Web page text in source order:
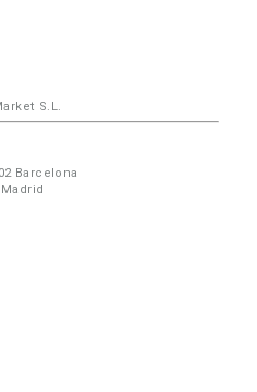
S.L.
Barcelona